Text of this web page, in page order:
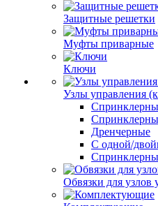
Защитные решетки
Муфты приварные
Ключи
Узлы управления
Дренчерные
С одной/
Обвязки для узлов